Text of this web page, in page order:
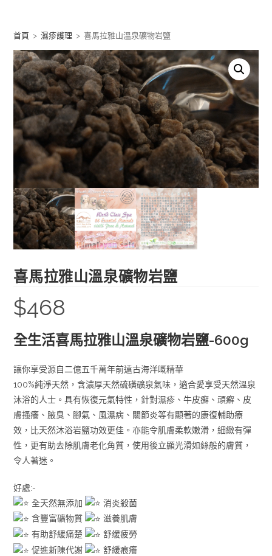
content
首頁 > 濕疹護理 > 喜馬拉雅山溫泉礦物岩鹽
喜馬拉雅山溫泉礦物岩鹽
$468
全生活喜馬拉雅山溫泉礦物岩鹽-600g
讓你享受源自二億五千萬年前遠古海洋嘅精華
100%純淨天然，含濃厚天然硫磺礦泉氣味，適合愛享受天然溫泉
沐浴的人士。具有恢復元氣特性，針對濕疹、牛皮癬、頑癬、皮
膚搔癢、腋臭、腳氣、風濕病、關節炎等有顯著的康復輔助療
效，比天然沐浴岩鹽功效更佳。亦能令肌膚柔軟嫩滑，細緻有彈
性，更有助去除肌膚老化角質，使用後立顯光滑如絲般的膚質，
令人著迷。
好處:-
全天然無添加
消炎殺菌
含豐富礦物質
滋養肌膚
有助舒緩痛楚
舒缓疲勞
促進新陳代謝
舒緩痕癢